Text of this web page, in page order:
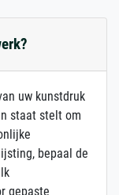
uw kunstdruk
staat stelt om
bepaal de
gepaste